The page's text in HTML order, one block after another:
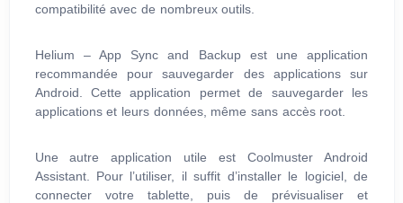
compatibilité avec de nombreux outils.
Helium – App Sync and Backup est une application
recommandée pour sauvegarder des applications sur
Android. Cette application permet de sauvegarder les
applications et leurs données, même sans accès root.
Une autre application utile est Coolmuster Android
Assistant. Pour l’utiliser, il suffit d’installer le logiciel, de
connecter votre tablette, puis de prévisualiser et